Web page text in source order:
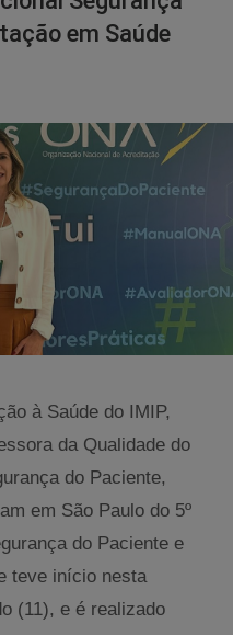
em Saúde
à Saúde do IMIP,
da Qualidade do
do Paciente,
em São Paulo do 5º
do Paciente e
teve início nesta
(11), e é realizado